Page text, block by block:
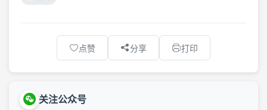
点赞 分享 打印
关注公众号